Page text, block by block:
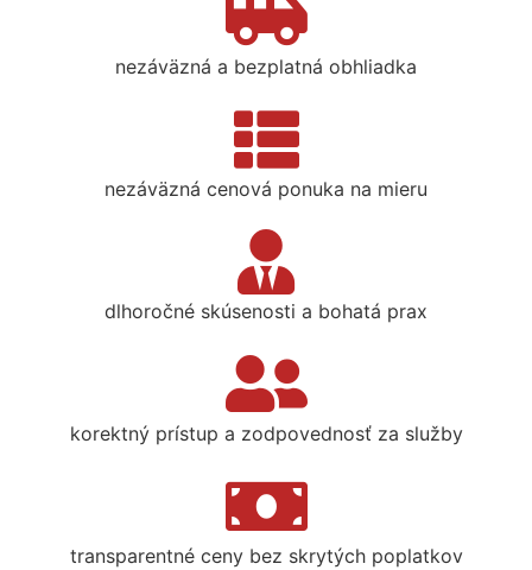
nezáväzná a bezplatná obhliadka
nezáväzná cenová ponuka na mieru
dlhoročné skúsenosti a bohatá prax
korektný prístup a zodpovednosť za služby
transparentné ceny bez skrytých poplatkov